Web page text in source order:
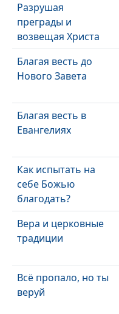
Разрушая
преграды и
возвещая Христа
Благая весть до
Нового Завета
Благая весть в
Евангелиях
Как испытать на
себе Божью
благодать?
Вера и церковные
традиции
Всё пропало, но ты
веруй